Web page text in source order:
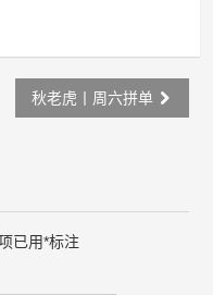
秋老虎丨周六拼单
已用*标注